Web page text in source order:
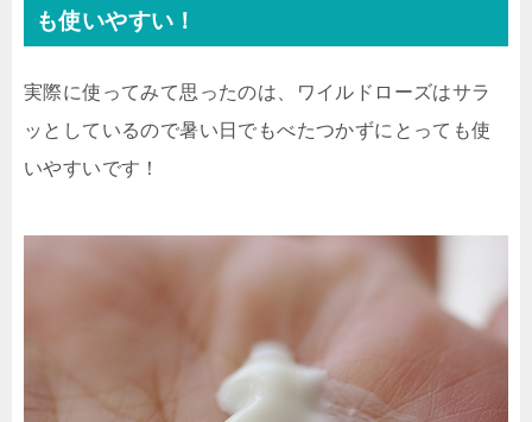
も使いやすい！
実際に使ってみて思ったのは、ワイルドローズはサラ
ッとしているので暑い日でもべたつかずにとっても使
いやすいです！